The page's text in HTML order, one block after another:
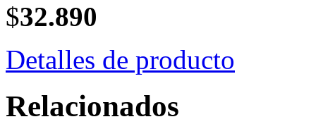
$32.890
Detalles de producto
Relacionados